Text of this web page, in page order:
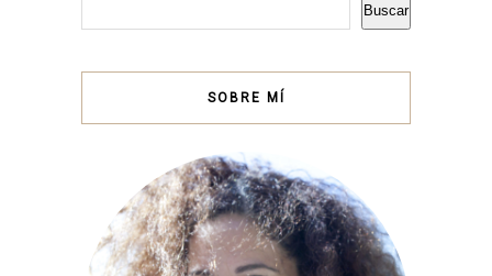
Buscar
SOBRE MÍ